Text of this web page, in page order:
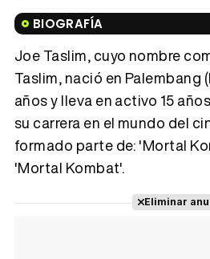
BIOGRAFÍA
Joe Taslim, cuyo nombre
Taslim, nació en Palembang
años y lleva en activo 15
su carrera en el mundo del
formado parte de: 'Mortal
'Mortal Kombat'.
Eliminar